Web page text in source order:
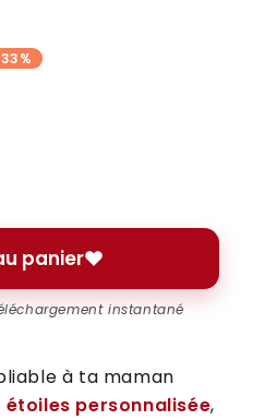
panier
instantané
à ta maman
personnalisée,